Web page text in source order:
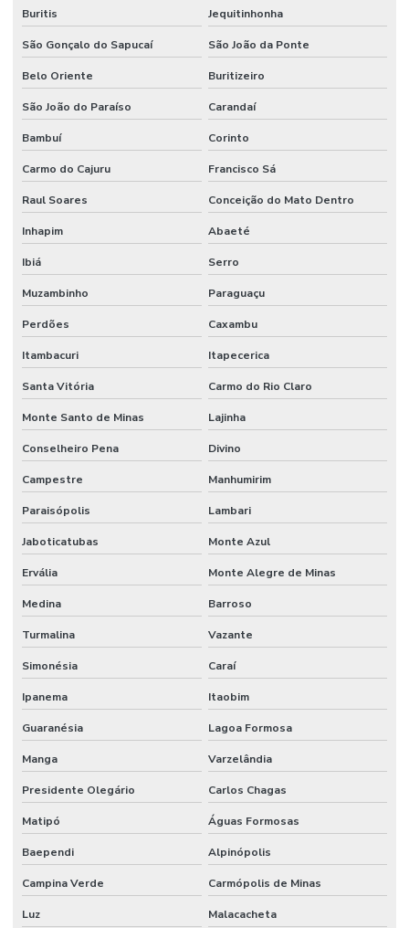
Buritis Jequitinhonha
São Gonçalo do Sapucaí São João da Ponte
Belo Oriente Buritizeiro
São João do Paraíso Carandaí
Bambuí Corinto
Carmo do Cajuru Francisco Sá
Raul Soares Conceição do Mato Dentro
Inhapim Abaeté
Ibiá Serro
Muzambinho Paraguaçu
Perdões Caxambu
Itambacuri Itapecerica
Santa Vitória Carmo do Rio Claro
Monte Santo de Minas Lajinha
Conselheiro Pena Divino
Campestre Manhumirim
Paraisópolis Lambari
Jaboticatubas Monte Azul
Ervália Monte Alegre de Minas
Medina Barroso
Turmalina Vazante
Simonésia Caraí
Ipanema Itaobim
Guaranésia Lagoa Formosa
Manga Varzelândia
Presidente Olegário Carlos Chagas
Matipó Águas Formosas
Baependi Alpinópolis
Campina Verde Carmópolis de Minas
Luz Malacacheta